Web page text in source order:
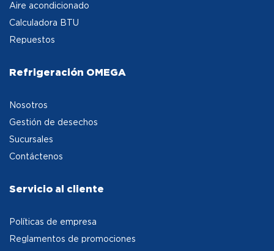
Aire acondicionado
Calculadora BTU
Repuestos
Refrigeración OMEGA
Nosotros
Gestión de desechos
Sucursales
Contáctenos
Servicio al cliente
Políticas de empresa
Reglamentos de promociones